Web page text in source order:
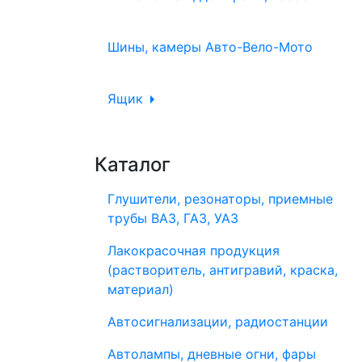
Шины, камеры Авто-Вело-Мото
Ящик
Каталог
Глушители, резонаторы, приемные
трубы ВАЗ, ГАЗ, УАЗ
Лакокрасочная продукция
(растворитель, антигравий, краска,
материал)
Автосигнализации, радиостанции
Автолампы, дневные огни, фары